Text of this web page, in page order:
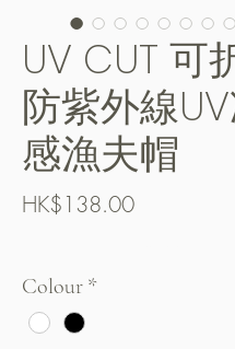
UV CUT 可
防紫外線
感漁夫帽
HK$138.00Price
Colour *